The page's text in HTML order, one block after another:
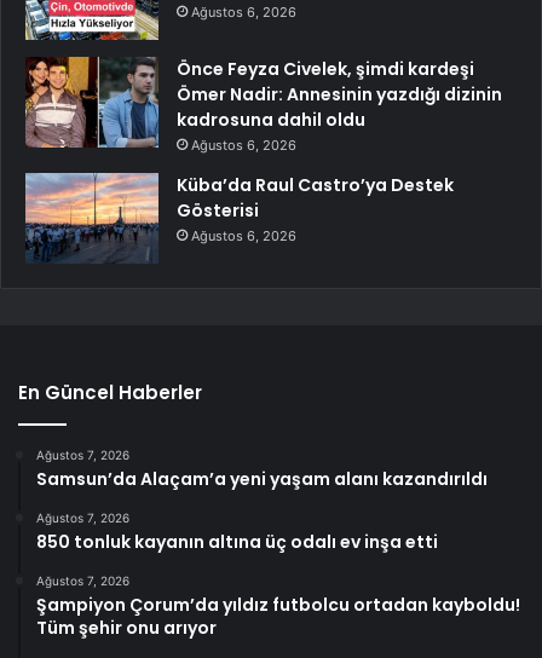
Ağustos 6, 2026
Önce Feyza Civelek, şimdi kardeşi
Ömer Nadir: Annesinin yazdığı dizinin
kadrosuna dahil oldu
Ağustos 6, 2026
Küba’da Raul Castro’ya Destek
Gösterisi
Ağustos 6, 2026
En Güncel Haberler
Ağustos 7, 2026
Samsun’da Alaçam’a yeni yaşam alanı kazandırıldı
Ağustos 7, 2026
850 tonluk kayanın altına üç odalı ev inşa etti
Ağustos 7, 2026
Şampiyon Çorum’da yıldız futbolcu ortadan kayboldu!
Tüm şehir onu arıyor